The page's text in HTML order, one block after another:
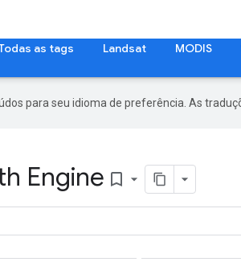
as tags Landsat MODIS
para seu idioma de preferência. As
Engine bookmark_border